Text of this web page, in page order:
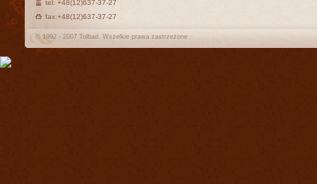
tel: +48(12)637-37-27
fax:+48(12)637-37-27
© 1992 - 2007 Tolbad. Wszelkie prawa zastrzeżone